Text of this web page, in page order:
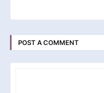
POST A COMMENT